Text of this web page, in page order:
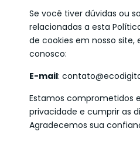
Se você tiver dúvidas ou
relacionadas a esta
de cookies em nosso
conosco:
E-mail:
Estamos comprometidos
privacidade e cumprir as
Agradecemos sua